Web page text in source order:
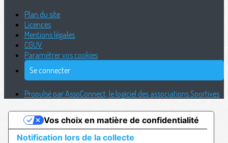
Plan du site
Licences
Mentions légales
CGUV
Paramétrer vos cookies
Se connecter
Propulsé par AssoConnect, le logiciel des associations Sportives
Notification lors de la collecte
Vos choix en matière de confidentialité